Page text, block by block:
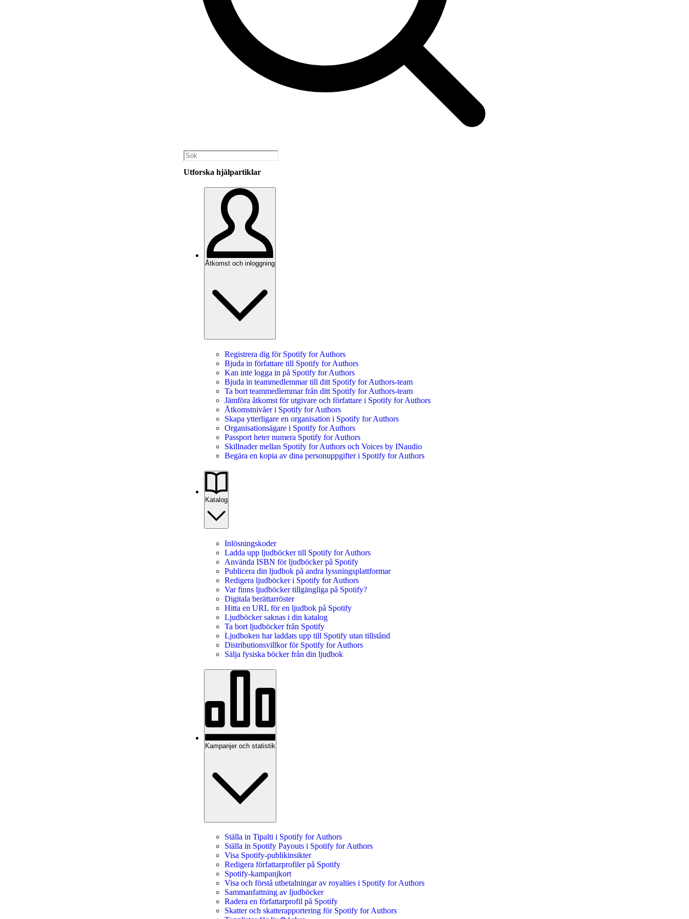
Utforska hjälpartiklar
Åtkomst och inloggning
Registrera dig för Spotify for Authors
Bjuda in författare till Spotify for Authors
Kan inte logga in på Spotify for Authors
Bjuda in teammedlemmar till ditt Spotify for Authors-team
Ta bort teammedlemmar från ditt Spotify for Authors-team
Jämföra åtkomst för utgivare och författare i Spotify for Authors
Åtkomstnivåer i Spotify for Authors
Skapa ytterligare en organisation i Spotify for Authors
Organisationsägare i Spotify for Authors
Passport heter numera Spotify for Authors
Skillnader mellan Spotify for Authors och Voices by INaudio
Begära en kopia av dina personuppgifter i Spotify for Authors
Katalog
Inlösningskoder
Ladda upp ljudböcker till Spotify for Authors
Använda ISBN för ljudböcker på Spotify
Publicera din ljudbok på andra lyssningsplattformar
Redigera ljudböcker i Spotify for Authors
Var finns ljudböcker tillgängliga på Spotify?
Digitala berättarröster
Hitta en URL för en ljudbok på Spotify
Ljudböcker saknas i din katalog
Ta bort ljudböcker från Spotify
Ljudboken har laddats upp till Spotify utan tillstånd
Distributionsvillkor för Spotify for Authors
Sälja fysiska böcker från din ljudbok
Kampanjer och statistik
Ställa in Tipalti i Spotify for Authors
Ställa in Spotify Payouts i Spotify for Authors
Visa Spotify-publikinsikter
Redigera författarprofiler på Spotify
Spotify-kampanjkort
Visa och förstå utbetalningar av royalties i Spotify for Authors
Sammanfattning av ljudböcker
Radera en författarprofil på Spotify
Skatter och skatterapportering för Spotify for Authors